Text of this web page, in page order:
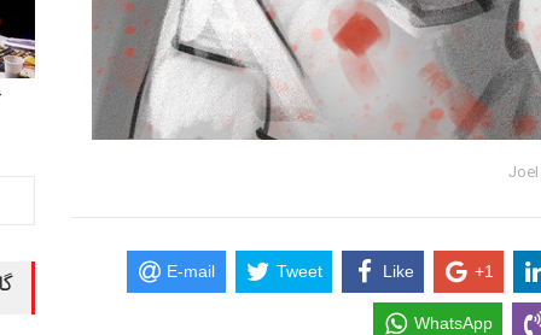
E-mail Tweet Like +1
WhatsApp